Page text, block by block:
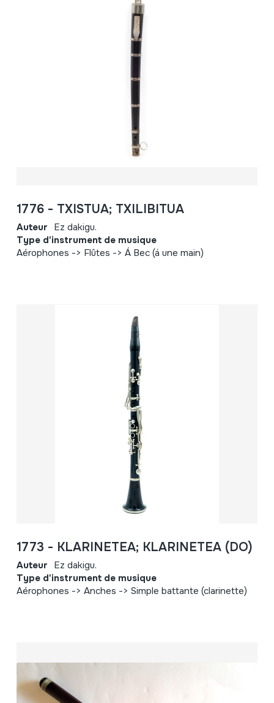
1776 - TXISTUA; TXILIBITUA
Auteur Ez dakigu.
Type d'instrument de musique
Aérophones -> Flûtes -> Á Bec (á une main)
1773 - KLARINETEA; KLARINETEA (DO)
Auteur Ez dakigu.
Type d'instrument de musique
Aérophones -> Anches -> Simple battante (clarinette)